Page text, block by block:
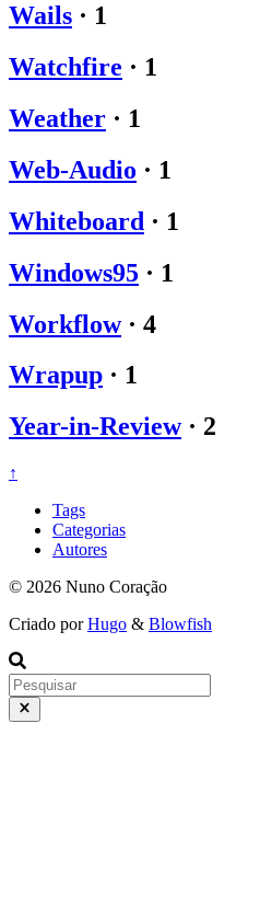
Wails · 1
Watchfire · 1
Weather · 1
Web-Audio · 1
Whiteboard · 1
Windows95 · 1
Workflow · 4
Wrapup · 1
Year-in-Review · 2
↑
Tags
Categorias
Autores
© 2026 Nuno Coração
Criado porHugo & Blowfish